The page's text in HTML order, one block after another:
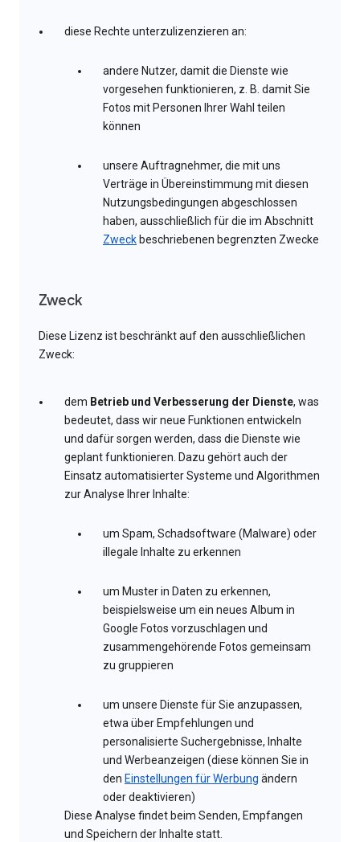
diese Rechte unterzulizenzieren an:
andere Nutzer, damit die Dienste wie
vorgesehen funktionieren, z. B. damit Sie
Fotos mit Personen Ihrer Wahl teilen
können
unsere Auftragnehmer, die mit uns
Verträge in Übereinstimmung mit diesen
Nutzungsbedingungen abgeschlossen
haben, ausschließlich für die im Abschnitt
Zweck beschriebenen begrenzten Zwecke
Zweck
Diese Lizenz ist beschränkt auf den ausschließlichen
Zweck:
dem Betrieb und Verbesserung der Dienste, was
bedeutet, dass wir neue Funktionen entwickeln
und dafür sorgen werden, dass die Dienste wie
geplant funktionieren. Dazu gehört auch der
Einsatz automatisierter Systeme und Algorithmen
zur Analyse Ihrer Inhalte:
um Spam, Schadsoftware (Malware) oder
illegale Inhalte zu erkennen
um Muster in Daten zu erkennen,
beispielsweise um ein neues Album in
Google Fotos vorzuschlagen und
zusammengehörende Fotos gemeinsam
zu gruppieren
um unsere Dienste für Sie anzupassen,
etwa über Empfehlungen und
personalisierte Suchergebnisse, Inhalte
und Werbeanzeigen (diese können Sie in
den Einstellungen für Werbung ändern
oder deaktivieren)
Diese Analyse findet beim Senden, Empfangen
und Speichern der Inhalte statt.